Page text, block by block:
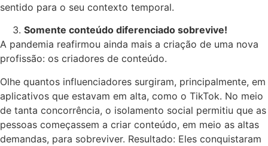
sentido para o seu contexto temporal.
Somente conteúdo diferenciado sobrevive!
A pandemia reafirmou ainda mais a criação de uma nova
profissão: os criadores de conteúdo.
Olhe quantos influenciadores surgiram, principalmente, em
aplicativos que estavam em alta, como o TikTok. No meio
de tanta concorrência, o isolamento social permitiu que as
pessoas começassem a criar conteúdo, em meio as altas
demandas, para sobreviver. Resultado: Eles conquistaram